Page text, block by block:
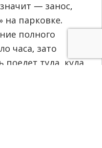
— занос,
на парковке.
полного
часа, зато
туда, куда